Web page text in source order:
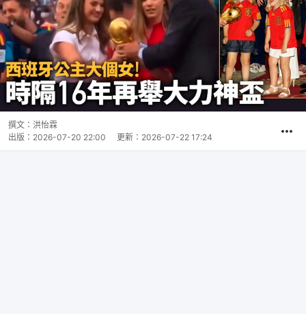
撰文： 洪怡霖
出版： 2026-07-20 22:00 更新： 2026-07-22 17:24